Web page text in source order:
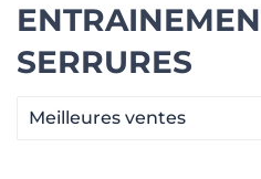
SERRURES